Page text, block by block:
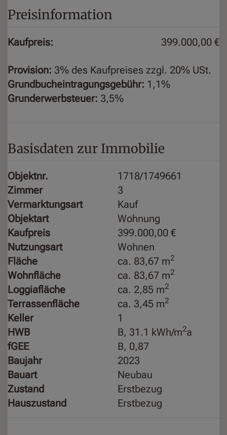
Preisinformation
Kaufpreis: 399.000,00 €
Provision: 3% des Kaufpreises zzgl. 20% USt.
Grundbucheintragungsgebühr: 1,1%
Grunderwerbsteuer: 3,5%
Basisdaten zur Immobilie
Objektnr.
1718/1749661
Zimmer
3
Vermarktungsart
Kauf
Objektart
Wohnung
Kaufpreis
399.000,00 €
Nutzungsart
Wohnen
Fläche
ca. 83,67 m2
Wohnfläche ca. 83,67 m2
Loggiafläche ca. 2,85 m2
Terrassenfläche ca. 3,45 m2
Keller
1
HWB
B, 31.1 kWh/m2a
fGEE
B, 0,87
Baujahr
2023
Bauart
Neubau
Zustand
Erstbezug
Hauszustand
Erstbezug